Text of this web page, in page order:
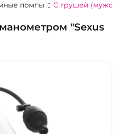
помпы С грушей
"Sexus